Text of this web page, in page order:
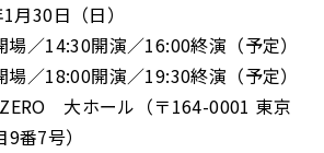
月30日（日）
／14:30開演／16:00終演（予定）
／18:00開演／19:30終演（予定）
大ホール（〒164-0001 東京
番7号）